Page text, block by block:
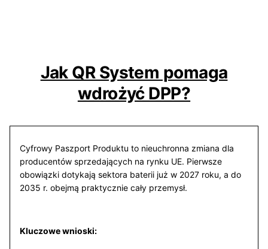
Jak QR System pomaga
wdrożyć DPP?
Cyfrowy Paszport Produktu to nieuchronna zmiana dla
producentów sprzedających na rynku UE. Pierwsze
obowiązki dotykają sektora baterii już w 2027 roku, a do
2035 r. obejmą praktycznie cały przemysł.
Kluczowe wnioski: